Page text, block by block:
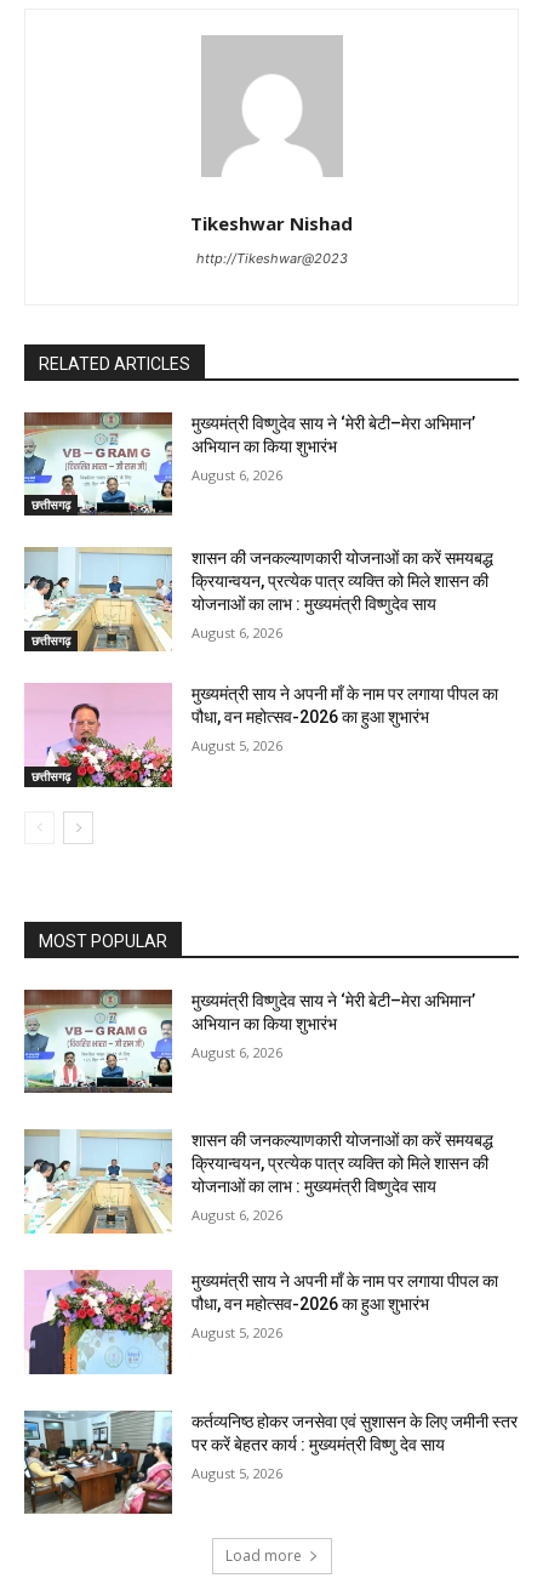
Tikeshwar Nishad
http://Tikeshwar@2023
RELATED ARTICLES
छत्तीसगढ़
मुख्यमंत्री विष्णुदेव साय ने ‘मेरी बेटी–मेरा अभिमान’
अभियान का किया शुभारंभ
August 6, 2026
छत्तीसगढ़
शासन की जनकल्याणकारी योजनाओं का करें समयबद्ध
क्रियान्वयन, प्रत्येक पात्र व्यक्ति को मिले शासन की
योजनाओं का लाभ : मुख्यमंत्री विष्णुदेव साय
August 6, 2026
छत्तीसगढ़
मुख्यमंत्री साय ने अपनी माँ के नाम पर लगाया पीपल का
पौधा, वन महोत्सव-2026 का हुआ शुभारंभ
August 5, 2026
MOST POPULAR
मुख्यमंत्री विष्णुदेव साय ने ‘मेरी बेटी–मेरा अभिमान’
अभियान का किया शुभारंभ
August 6, 2026
शासन की जनकल्याणकारी योजनाओं का करें समयबद्ध
क्रियान्वयन, प्रत्येक पात्र व्यक्ति को मिले शासन की
योजनाओं का लाभ : मुख्यमंत्री विष्णुदेव साय
August 6, 2026
मुख्यमंत्री साय ने अपनी माँ के नाम पर लगाया पीपल का
पौधा, वन महोत्सव-2026 का हुआ शुभारंभ
August 5, 2026
कर्तव्यनिष्ठ होकर जनसेवा एवं सुशासन के लिए जमीनी स्तर
पर करें बेहतर कार्य : मुख्यमंत्री विष्णु देव साय
August 5, 2026
Load more